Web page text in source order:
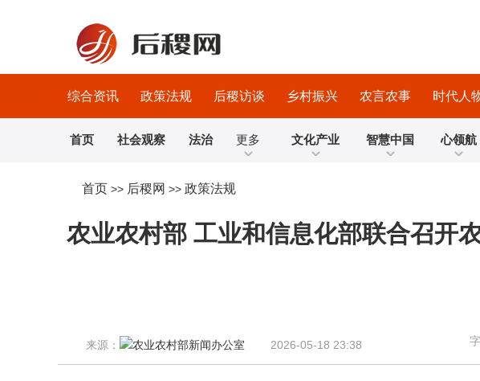
综合资讯 政策法规 后稷访谈 乡村振兴 农言农事 时代人
首页 社会观察 法治 更多 文化产业 智慧中国 心领航
首页 >> 后稷网 >> 政策法规
农业农村部 工业和信息化部联合召开
来源： 2026-05-18 23:38